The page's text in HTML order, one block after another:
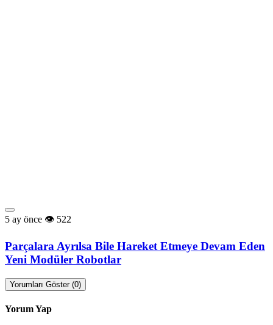
5 ay önce 522
Parçalara Ayrılsa Bile Hareket Etmeye Devam Eden
Yeni Modüler Robotlar
Yorumları Göster (0)
Yorum Yap